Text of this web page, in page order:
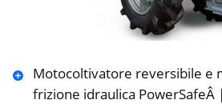
Motocoltivatore reversibile e
frizione idraulica PowerSafeÂ